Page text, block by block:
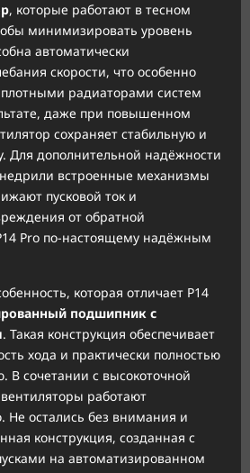
, которые работают в тесном
минимизировать уровень
автоматически
скорости, что особенно
радиаторами систем
даже при повышенном
сохраняет стабильную и
Для дополнительной надёжности
встроенные механизмы
пусковой ток и
от обратной
Pro по-настоящему надёжным
которая отличает P14
подшипник с
. Такая конструкция обеспечивает
хода и практически полностью
В сочетании с высокоточной
работают
Не остались без внимания и
конструкция, созданная с
на автоматизированном